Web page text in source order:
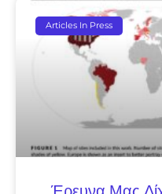
Articles In Press